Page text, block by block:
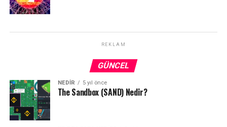
REKLAM
GÜNCEL
NEDIR 5 yıl önce
The Sandbox (SAND) Nedir?